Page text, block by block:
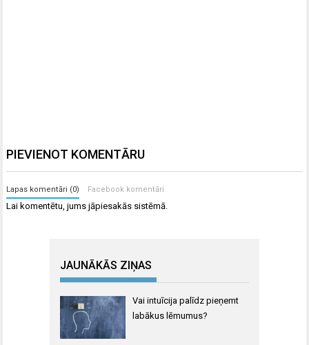
PIEVIENOT KOMENTĀRU
Lapas komentāri (0) Facebook komentāri
Lai komentētu, jumsjāpiesakās sistēmā.
JAUNĀKĀS ZIŅAS
Vai intuīcija palīdz pieņemt
labākus lēmumus?